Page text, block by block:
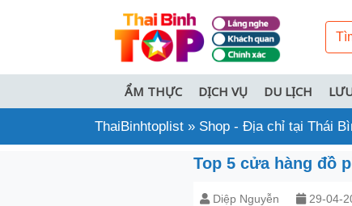
ẨM THỰC DỊCH VỤ DU LỊCH
ThaiBinhtoplist » Shop - Địa chỉ tại Thái
Top 5 cửa hàng đồ
Diệp Nguyễn 29-04-